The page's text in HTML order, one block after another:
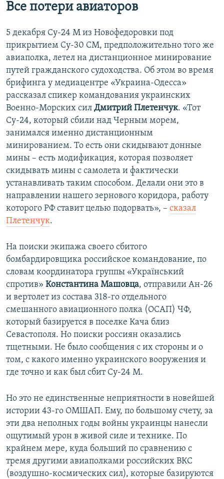
Все потери авиаторов
5 декабря Су-24 М из Новофедоровки под
прикрытием Су-30 СМ, предположительно того же
авиаполка, летел на дистанционное минирование
путей гражданского судоходства. Об этом во время
брифинга у медиацентре «Украина-Одесса»
рассказал спикер командования украинских
Военно-Морских сил Дмитрий Плетенчук. «Тот
Су-24, который сбили над Черным морем,
занимался именно дистанционным
минированием. То есть они скидывают донные
мины – есть модификация, которая позволяет
скидывать мины с самолета и фактически
устанавливать таким способом. Делали они это в
направлении нашего зернового коридора, работу
которого РФ ставит целью подорвать», – сказал
Плетенчук.
На поиски экипажа своего сбитого
бомбардировщика российское командование, по
словам координатора группы «Український
спротив» Константина Машовца, отправили Ан-26
и вертолет из состава 318-го отдельного
смешанного авиационного полка (ОСАП) ЧФ,
который базируется в поселке Кача близ
Севастополя. Но поиски россиян оказались
тщетными. Не было сообщения с их стороны и о
том, с какого именно украинского вооружения и
где точно и как был сбит Су-24 М.
Но это не единственные неприятности в новейшей
истории 43-го ОМШАП. Ему, по большому счету, за
эти два неполных годы войны украинцы нанесли
ощутимый урон в живой силе и технике. По
крайнем мере, куда больший по сравнению с
тремя другими авиаполками российских ВКС
(воздушно-космических сил), которые базируются